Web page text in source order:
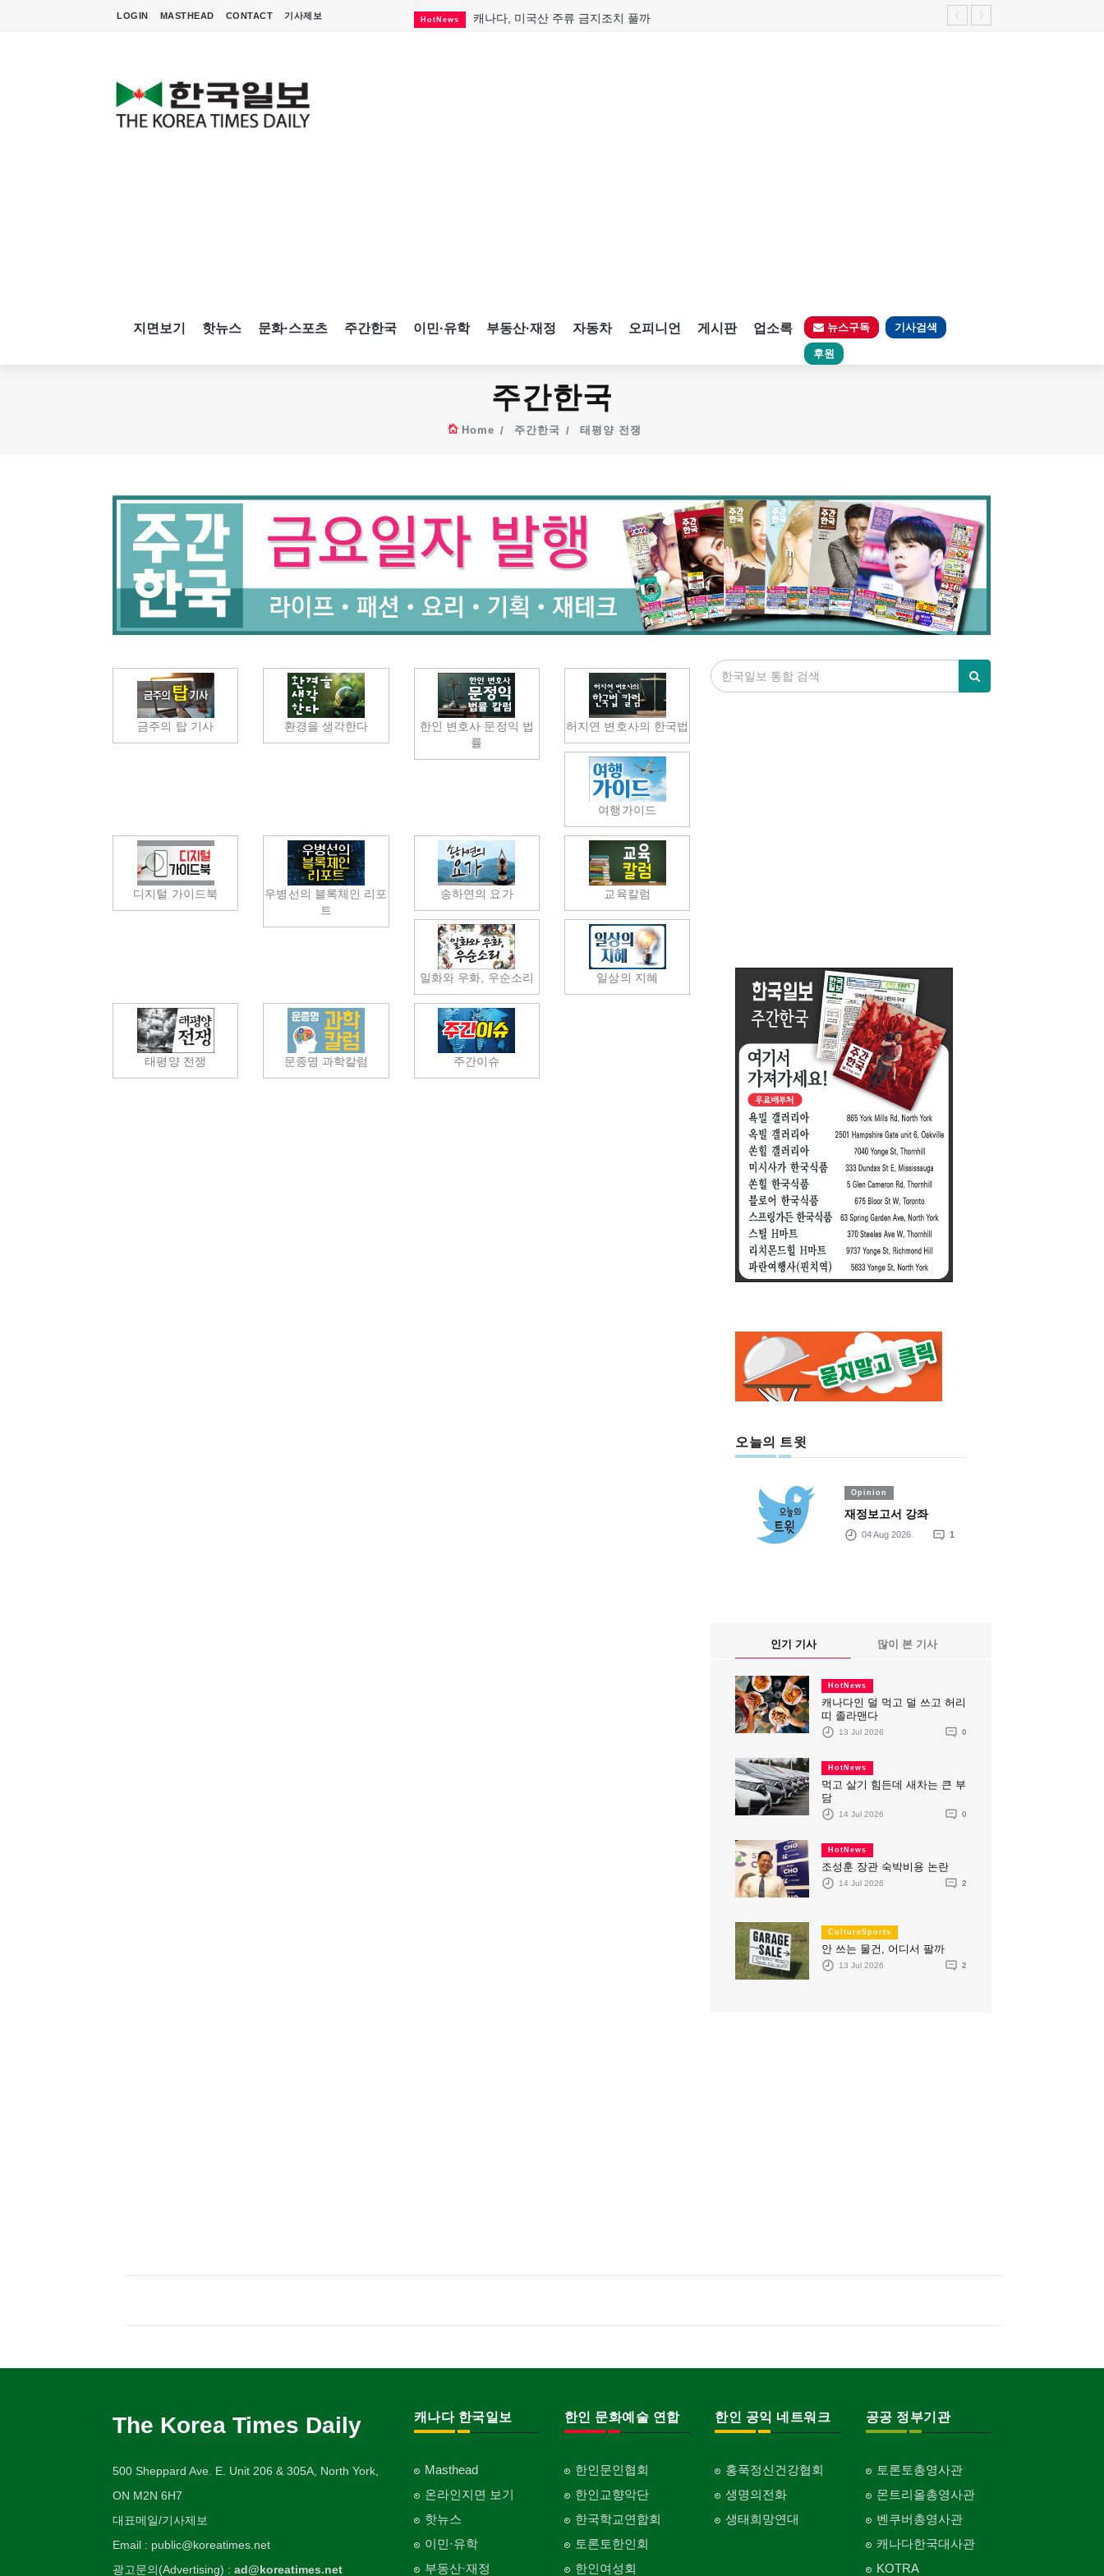
LOGIN MASTHEAD CONTACT 기사제보 HotNews 캐나다, 미국산 주류 금지조치 풀까
지면보기 핫뉴스 문화·스포츠 주간한국 이민·유학 부동산·재정 자동차 오피니언 게시판 업소록 뉴스구독 기사검색
후원
주간한국
Home 주간한국 태평양 전쟁
금주의 탑 기사 환경을 생각한다
한인 변호사 문정익 법
률
허지연 변호사의 한국법
여행가이드
디지털 가이드북
우병선의 블록체인 리포
트
송하연의 요가 교육칼럼
일화와 우화, 우순소리 일상의 지혜
태평양 전쟁 문종명 과학칼럼 주간이슈
오늘의 트윗
Opinion
재정보고서 강좌
04 Aug 2026 1
인기 기사 많이 본 기사
HotNews
캐나다인 덜 먹고 덜 쓰고 허리
띠 졸라맨다
13 Jul 2026 0
HotNews
먹고 살기 힘든데 새차는 큰 부
담
14 Jul 2026 0
HotNews
조성훈 장관 숙박비용 논란
14 Jul 2026 2
CultureSports
안 쓰는 물건, 어디서 팔까
13 Jul 2026 2
The Korea Times Daily
500 Sheppard Ave. E. Unit 206 & 305A, North York,
ON M2N 6H7
대표메일/기사제보
Email : public@koreatimes.net
광고문의(Advertising) : ad@koreatimes.net
캐나다 한국일보
Masthead
온라인지면 보기
핫뉴스
이민·유학
부동산·재정
한인 문화예술 연합
한인문인협회
한인교향악단
한국학교연합회
토론토한인회
한인여성회
한인 공익 네트워크
홍푹정신건강협회
생명의전화
생태희망연대
공공 정부기관
토론토총영사관
몬트리올총영사관
벤쿠버총영사관
캐나다한국대사관
KOTRA